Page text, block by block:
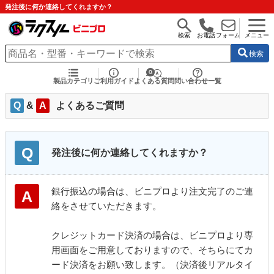
発注後に何か連絡してくれますか？
検索 お電話フォーム メニュー
検索
製品カテゴリ ご利用ガイド よくある質問 問い合わせ一覧
Q & A よくあるご質問
Q 発注後に何か連絡してくれますか？
A
銀行振込の場合は、ビニプロより注文完了のご連
絡をさせていただきます。
クレジットカード決済の場合は、ビニプロより専
用画面をご用意しておりますので、そちらにてカ
ード決済をお願い致します。（決済後リアルタイ